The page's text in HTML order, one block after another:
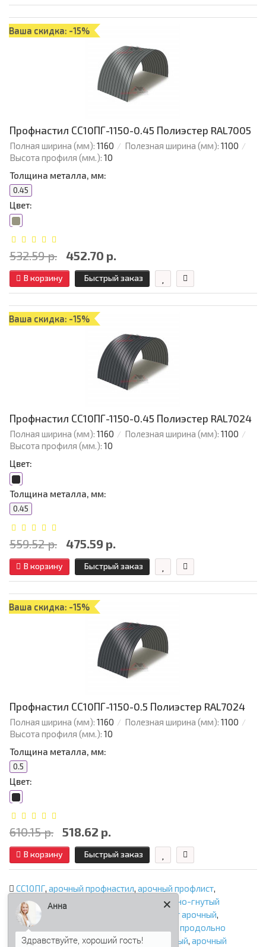
Ваша скидка: -15%
Профнастил СС10ПГ-1150-0.45 Полиэстер RAL7005
Полная ширина (мм): 1160 Полезная ширина (мм): 1100
Высота профиля (мм.): 10
Толщина металла, мм:
0.45
Цвет:
532.59 р. 452.70 р.
В корзину Быстрый заказ
Ваша скидка: -15%
Профнастил СС10ПГ-1150-0.45 Полиэстер RAL7024
Полная ширина (мм): 1160 Полезная ширина (мм): 1100
Высота профиля (мм.): 10
Цвет:
Толщина металла, мм:
0.45
559.52 р. 475.59 р.
В корзину Быстрый заказ
Ваша скидка: -15%
Профнастил СС10ПГ-1150-0.5 Полиэстер RAL7024
Полная ширина (мм): 1160 Полезная ширина (мм): 1100
Высота профиля (мм.): 10
Толщина металла, мм:
0.5
Цвет:
610.15 р. 518.62 р.
В корзину Быстрый заказ
СС10ПГ, арочный профнастил, арочный профлист,
продольно-гнутый профнастил
продольно-гнутый
профлист
профлист арочный,
профнастил продольно гнутый
профлист продольно
гнутый,арочный профнастил оцинкованный, арочный
Анна